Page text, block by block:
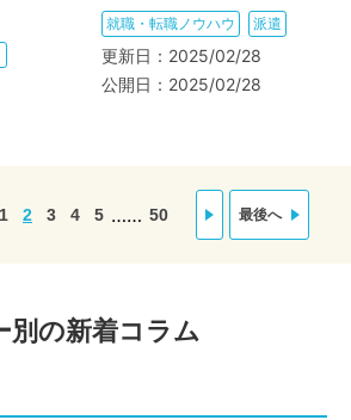
就職・転職ノウハウ 派遣
更新日： 2025/02/28
公開日： 2025/02/28
1 2 3 4 5 …… 50 最後へ
別の新着コラム